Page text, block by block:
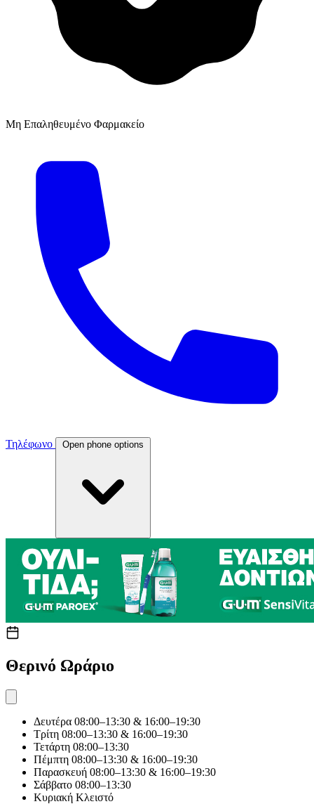
Μη Επαληθευμένο Φαρμακείο
Τηλέφωνο Open phone options
Θερινό Ωράριο
Δευτέρα 08:00–13:30 & 16:00–19:30
Τρίτη 08:00–13:30 & 16:00–19:30
Τετάρτη 08:00–13:30
Πέμπτη 08:00–13:30 & 16:00–19:30
Παρασκευή 08:00–13:30 & 16:00–19:30
Σάββατο 08:00–13:30
Κυριακή Κλειστό